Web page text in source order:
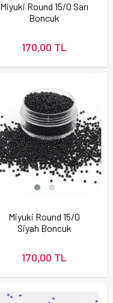
Miyuki Round 15/0 Sarı
Boncuk
170,00 TL
Miyuki Round 15/0
Siyah Boncuk
170,00 TL